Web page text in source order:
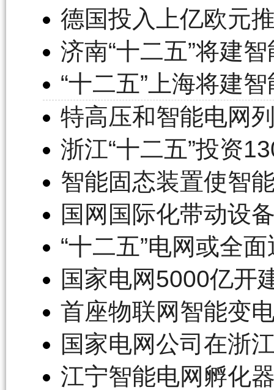
德国投入上亿欧元
济南“十二五”将建
“十二五”上海将建
特高压和智能电网
浙江“十二五”投资
智能固态装置使智
国网国际化带动设
“十二五”电网或全
国家电网5000亿开
首座物联网智能变
国家电网公司在浙
江宁智能电网孵化